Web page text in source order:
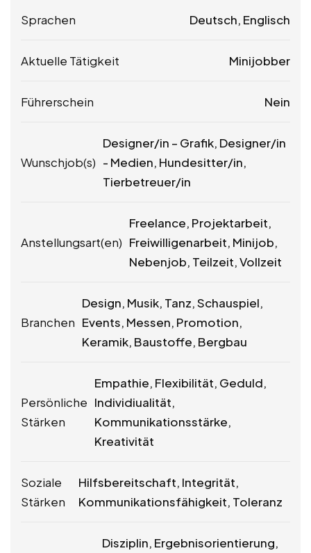
Sprachen Deutsch, Englisch
Aktuelle Tätigkeit Minijobber
Führerschein Nein
Wunschjob(s)
Designer/in – Grafik, Designer/in
- Medien, Hundesitter/in,
Tierbetreuer/in
Anstellungsart(en)
Freelance, Projektarbeit,
Freiwilligenarbeit, Minijob,
Nebenjob, Teilzeit, Vollzeit
Branchen
Design, Musik, Tanz, Schauspiel,
Events, Messen, Promotion,
Keramik, Baustoffe, Bergbau
Persönliche
Stärken
Empathie, Flexibilität, Geduld,
Individiualität,
Kommunikationsstärke,
Kreativität
Soziale
Stärken
Hilfsbereitschaft, Integrität,
Kommunikationsfähigkeit, Toleranz
Disziplin, Ergebnisorientierung,